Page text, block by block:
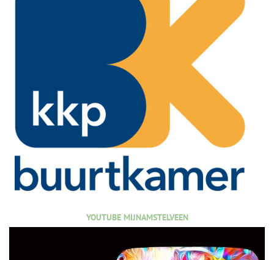
YOUTUBE MIJNAMSTELVEEN